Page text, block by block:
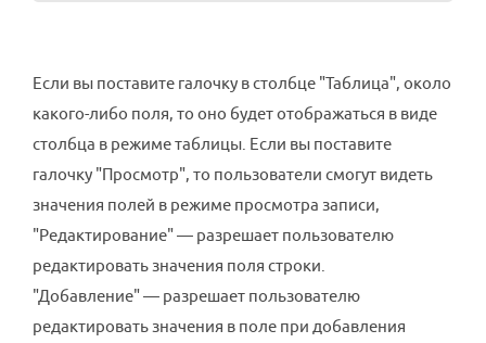
Если вы поставите галочку в столбце "Таблица", около
какого-либо поля, то оно будет отображаться в виде
столбца в режиме таблицы. Если вы поставите
галочку "Просмотр", то пользователи смогут видеть
значения полей в режиме просмотра записи,
"Редактирование" — разрешает пользователю
редактировать значения поля строки.
"Добавление" — разрешает пользователю
редактировать значения в поле при добавления